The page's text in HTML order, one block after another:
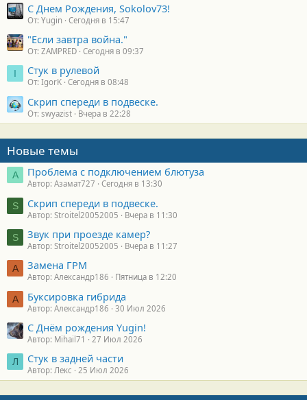
С Днем Рождения, Sokolov73!
От: Yugin Сегодня в 15:47
"Если завтра война."
От: ZAMPRED Сегодня в 09:37
I Стук в рулевой
От: IgorK Сегодня в 08:48
Скрип спереди в подвеске.
От: swyazist Вчера в 22:28
Новые темы
А Проблема с подключением блютуза
Автор: Азамат727 Сегодня в 13:30
S Скрип спереди в подвеске.
Автор: Stroitel20052005 Вчера в 11:30
S Звук при проезде камер?
Автор: Stroitel20052005 Вчера в 11:27
А Замена ГРМ
Автор: Александр186 Пятница в 12:20
А Буксировка гибрида
Автор: Александр186 30 Июл 2026
С Днём рождения Yugin!
Автор: Mihail71 27 Июл 2026
Л Стук в задней части
Автор: Лекс 25 Июл 2026